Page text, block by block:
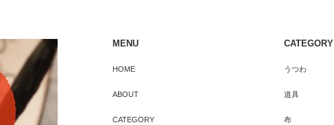
MENU
HOME
ABOUT
CATEGORY
CATEGORY
うつわ
道具
布